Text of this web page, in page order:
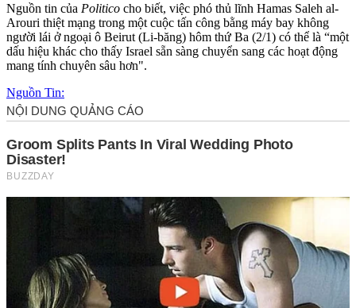
Nguồn tin của Politico cho biết, việc phó thủ lĩnh Hamas Saleh al-
Arouri thiệt mạng trong một cuộc tấn công bằng máy bay không
người lái ở ngoại ô Beirut (Li-băng) hôm thứ Ba (2/1) có thể là “một
dấu hiệu khác cho thấy Israel sẵn sàng chuyển sang các hoạt động
mang tính chuyên sâu hơn".
Nguồn Tin: